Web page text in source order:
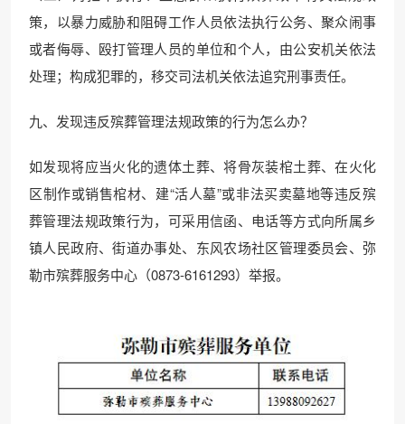
策，以暴力威胁和阻碍工作人员依法执行公务、聚众闹事
或者侮辱、殴打管理人员的单位和个人，由公安机关依法
处理；构成犯罪的，移交司法机关依法追究刑事责任。
九、发现违反殡葬管理法规政策的行为怎么办？
如发现将应当火化的遗体土葬、将骨灰装棺土葬、在火化
区制作或销售棺材、建“活人墓”或非法买卖墓地等违反殡
葬管理法规政策行为，可采用信函、电话等方式向所属乡
镇人民政府、街道办事处、东风农场社区管理委员会、弥
勒市殡葬服务中心（0873-6161293）举报。